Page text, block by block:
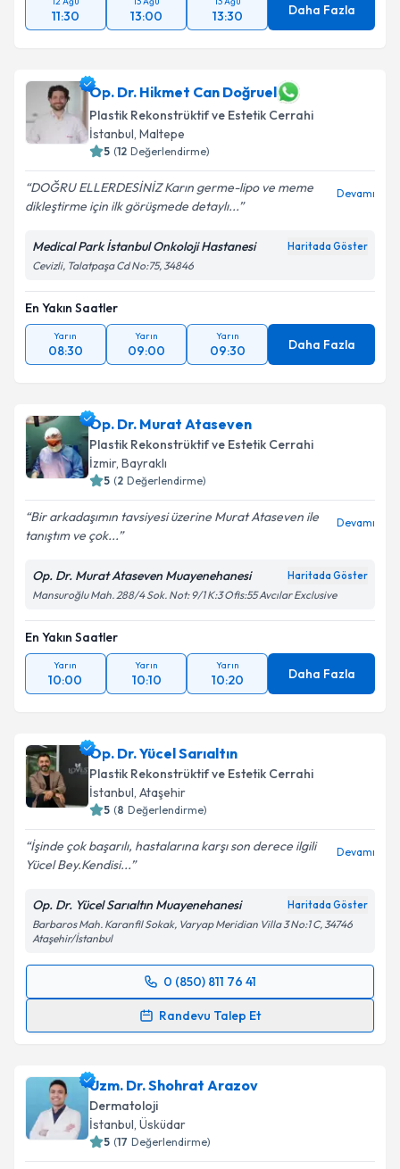
11:30 13:00 13:30 Daha Fazla
Op. Dr. Hikmet Can Doğruel
Plastik Rekonstrüktif ve Estetik Cerrahi
İstanbul, Maltepe
5 (12 Değerlendirme)
DOĞRU ELLERDESİNİZ Karın germe-lipo ve meme
dikleştirme için ilk görüşmede detaylı...
Devamı
Medical Park İstanbul Onkoloji Hastanesi Haritada Göster
Cevizli, Talatpaşa Cd No:75, 34846
En Yakın Saatler
Yarın
08:30
Yarın
09:00
Yarın
09:30 Daha Fazla
Op. Dr. Murat Ataseven
Plastik Rekonstrüktif ve Estetik Cerrahi
İzmir, Bayraklı
5 (2 Değerlendirme)
Bir arkadaşımın tavsiyesi üzerine Murat Ataseven ile
tanıştım ve çok...
Devamı
Op. Dr. Murat Ataseven Muayenehanesi Haritada Göster
Mansuroğlu Mah. 288/4 Sok. Not: 9/1 K:3 Ofis:55 Avcılar Exclusive
En Yakın Saatler
Yarın
10:00
Yarın
10:10
Yarın
10:20 Daha Fazla
Op. Dr. Yücel Sarıaltın
Plastik Rekonstrüktif ve Estetik Cerrahi
İstanbul, Ataşehir
5 (8 Değerlendirme)
İşinde çok başarılı, hastalarına karşı son derece ilgili
Yücel Bey.Kendisi...
Devamı
Op. Dr. Yücel Sarıaltın Muayenehanesi Haritada Göster
Barbaros Mah. Karanfil Sokak, Varyap Meridian Villa 3 No:1 C, 34746
Ataşehir/İstanbul
0 (850) 811 76 41
Randevu Talep Et
Randevu Takvimi Talebi
takvim hazırlandığında e-posta ile bilgilendireceğiz.
E-posta Adresiniz
Uzm. Dr. Shohrat Arazov
Dermatoloji
İstanbul, Üsküdar
5 (17 Değerlendirme)